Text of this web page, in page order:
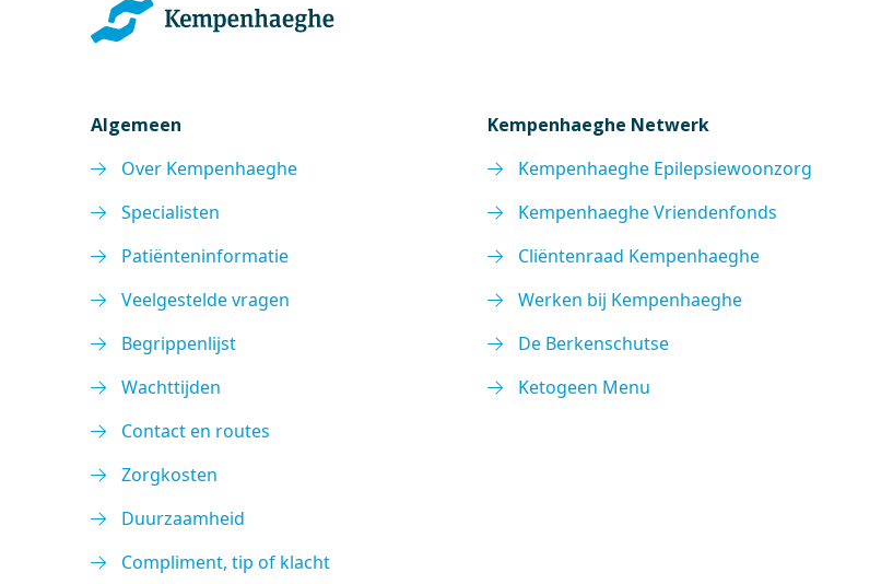
Algemeen
Over Kempenhaeghe
Specialisten
Patiënteninformatie
Veelgestelde vragen
Begrippenlijst
Wachttijden
Contact en routes
Zorgkosten
Duurzaamheid
Compliment, tip of klacht
Kempenhaeghe Netwerk
Kempenhaeghe Epilepsiewoonzorg
Kempenhaeghe Vriendenfonds
Cliëntenraad Kempenhaeghe
Werken bij Kempenhaeghe
De Berkenschutse
Ketogeen Menu